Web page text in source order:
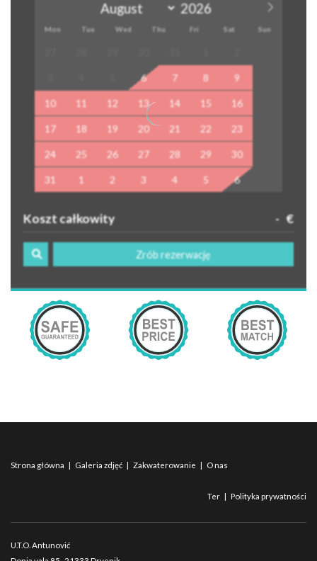
Mon Tue Wed Thu Fri Sat Sun
6 7 8 9
10 11 12 13 14 15 16
17 18 19 20 21 22 23
24 25 26 27 28 29 30
31 1 2 3 4 5 6
Koszt całkowity - €
Zrób rezerwację
Strona główna | Galeria zdjęć | Zakwaterowanie | O nas
Ter | Polityka prywatności
U.T.O. Antunović